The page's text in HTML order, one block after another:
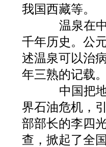
我国西藏等。
温泉在中
千年历史。公
述温泉可以治
年三熟的记载。
中国把地
界石油危机，
部部长的李四
查，掀起了全